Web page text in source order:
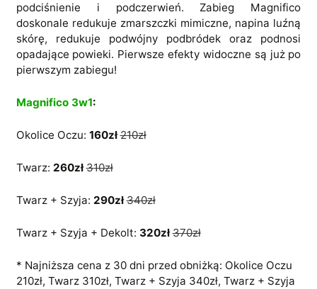
podciśnienie i podczerwień. Zabieg Magnifico
doskonale redukuje zmarszczki mimiczne, napina luźną
skórę, redukuje podwójny podbródek oraz podnosi
opadające powieki. Pierwsze efekty widoczne są już po
pierwszym zabiegu!
Magnifico 3w1:
Okolice Oczu: 160zł 210zł
Twarz: 260zł 310zł
Twarz + Szyja: 290zł 340zł
Twarz + Szyja + Dekolt: 320zł 370zł
* Najniższa cena z 30 dni przed obniżką: Okolice Oczu
210zł, Twarz 310zł, Twarz + Szyja 340zł, Twarz + Szyja